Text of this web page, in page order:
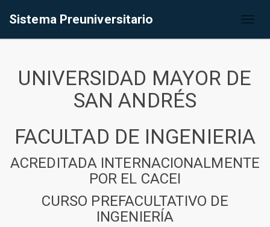
Sistema Preuniversitario
UNIVERSIDAD MAYOR DE
SAN ANDRÉS
FACULTAD DE INGENIERIA
ACREDITADA INTERNACIONALMENTE
POR EL CACEI
CURSO PREFACULTATIVO DE
INGENIERÍA